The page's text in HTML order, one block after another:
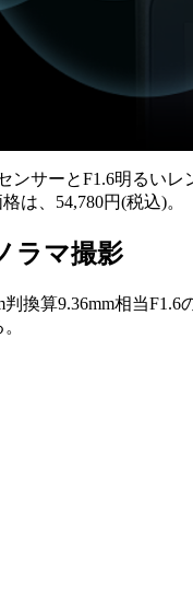
ンサーとF1.6明るい
は、54,780円(税込)。
ラマ撮影
判換算9.36mm相当